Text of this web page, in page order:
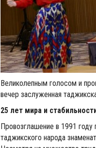
Великолепным голосом и
вечер заслуженная
25 лет мира и
Провозглашение в 1991 году
таджикского народа